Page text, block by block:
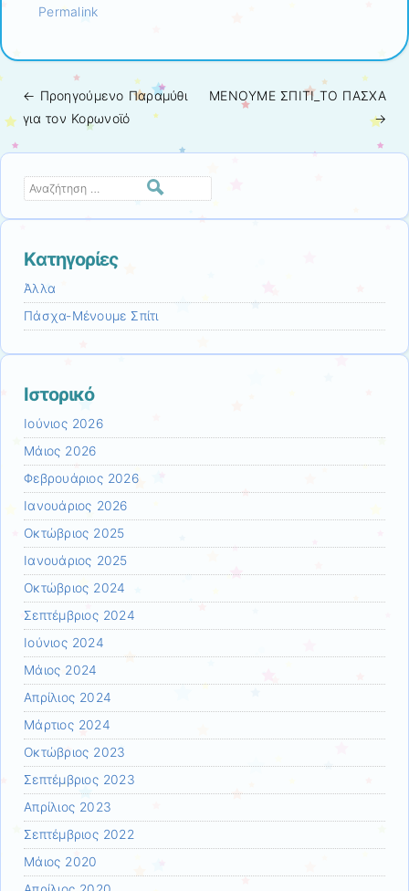
Permalink
Πλοήγηση άρθρων
← Προηγούμενo Παραμύθι
για τον Κορωνοϊό
ΜΕΝΟΥΜΕ ΣΠΙΤΙ_ΤΟ ΠΑΣΧΑ
→
Αναζήτηση
Kατηγορίες
Άλλα
Πάσχα-Μένουμε Σπίτι
Ιστορικό
Ιούνιος 2026
Μάιος 2026
Φεβρουάριος 2026
Ιανουάριος 2026
Οκτώβριος 2025
Ιανουάριος 2025
Οκτώβριος 2024
Σεπτέμβριος 2024
Ιούνιος 2024
Μάιος 2024
Απρίλιος 2024
Μάρτιος 2024
Οκτώβριος 2023
Σεπτέμβριος 2023
Απρίλιος 2023
Σεπτέμβριος 2022
Μάιος 2020